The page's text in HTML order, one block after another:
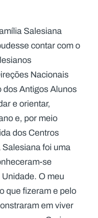
Salesiana
contar com o
Nacionais
Antigos Alunos
e orientar,
e, por meio
dos Centros
foi uma
se
O meu
que fizeram e pelo
em viver